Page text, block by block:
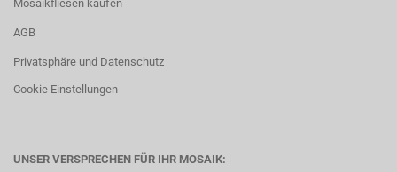
Mosaikfliesen kaufen
AGB
Privatsphäre und Datenschutz
Cookie Einstellungen
UNSER VERSPRECHEN FÜR IHR MOSAIK: